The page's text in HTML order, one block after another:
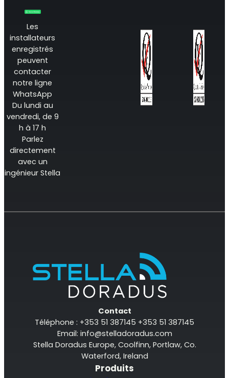
Les
installateurs
enregistrés
peuvent
contacter
notre ligne
WhatsApp
Du lundi au
vendredi, de 9
h à 17 h
Parlez
directement
avec un
ingénieur Stella
Contact
Téléphone : +353 51 387145 +353 51 387145
Email: info@stelladoradus.com
Stella Doradus Europe, Coolfinn, Portlaw, Co.
Waterford, Ireland
Produits